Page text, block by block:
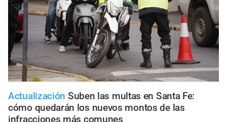
Actualización Suben las multas en Santa Fe:
cómo quedarán los nuevos montos de las
infracciones más comunes